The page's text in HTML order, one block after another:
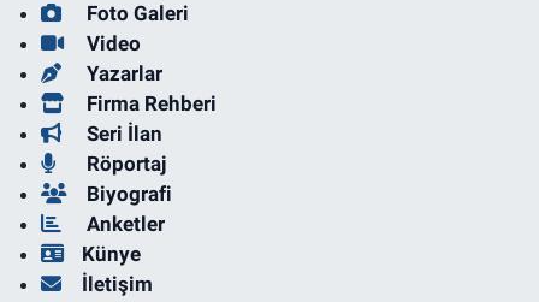
Foto Galeri
Video
Yazarlar
Firma Rehberi
Seri İlan
Röportaj
Biyografi
Anketler
Künye
İletişim